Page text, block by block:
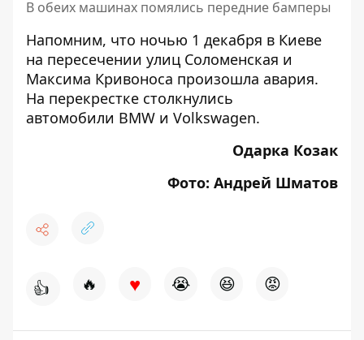
В обеих машинах помялись передние бамперы
Напомним, что ночью 1 декабря в Киеве
на пересечении улиц Соломенская и
Максима Кривоноса произошла авария.
На перекрестке столкнулись
автомобили BMW и Volkswagen.
Одарка Козак
Фото: Андрей Шматов
👍 🔥 ♥ 😭 😆 😡